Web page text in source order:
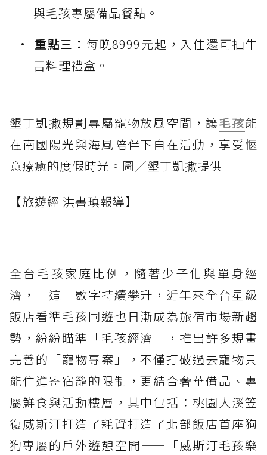
與毛孩專屬備品餐點。
重點三： 每晚8999元起，入住還可抽牛
舌料理禮盒。
墾丁凱撒規劃專屬寵物放風空間，讓毛孩能
在南國陽光與海風陪伴下自在活動，享受愜
意療癒的度假時光。圖／墾丁凱撒提供
【旅遊經 洪書瑱報導】
全台毛孩家庭比例，隨著少子化與單身經
濟，「這」數字持續攀升，近年來全台星級
飯店看準毛孩同遊也日漸成為旅宿市場新趨
勢，紛紛瞄準「毛孩經濟」，推出許多規畫
完善的「寵物專案」，不僅打破過去寵物只
能住進寄宿籠的限制，更結合奢華備品、專
屬鮮食與活動樓層，其中包括：桃園大溪笠
復威斯汀打造了耗資打造了北部飯店首座狗
狗專屬的戶外遊憩空間——「威斯汀毛孩樂